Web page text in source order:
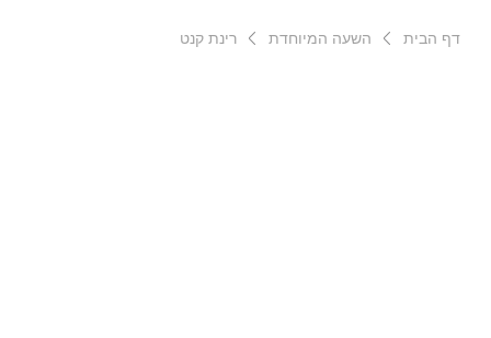
דף הבית השעה המיוחדת רינת קנט